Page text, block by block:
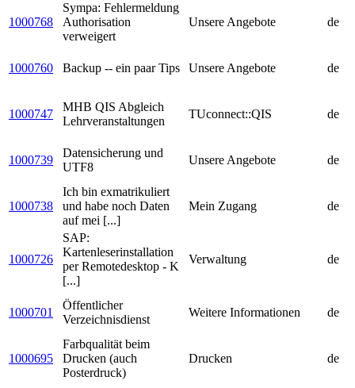
1000768
Sympa: Fehlermeldung
Authorisation
verweigert
Unsere Angebote de
1000760 Backup -- ein paar Tips Unsere Angebote de
1000747
MHB QIS Abgleich
Lehrveranstaltungen
TUconnect::QIS de
1000739
Datensicherung und
UTF8
Unsere Angebote de
1000738
Ich bin exmatrikuliert
und habe noch Daten
auf mei [...]
Mein Zugang de
1000726
SAP:
Kartenleserinstallation
per Remotedesktop - K
[...]
Verwaltung de
1000701
Öffentlicher
Verzeichnisdienst
Weitere Informationen de
1000695
Farbqualität beim
Drucken (auch
Posterdruck)
Drucken de